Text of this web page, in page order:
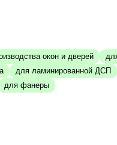
окон и дверей
для ламинированной ДСП
для фанеры